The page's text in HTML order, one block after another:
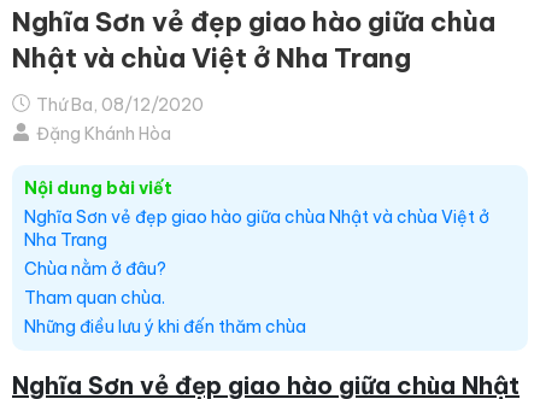
Nghĩa Sơn vẻ đẹp giao hào giữa chùa
Nhật và chùa Việt ở Nha Trang
Thứ Ba, 08/12/2020
Đặng Khánh Hòa
Nội dung bài viết
Nghĩa Sơn vẻ đẹp giao hào giữa chùa Nhật và chùa Việt ở
Nha Trang
Chùa nằm ở đâu?
Tham quan chùa.
Những điều lưu ý khi đến thăm chùa
Nghĩa Sơn vẻ đẹp giao hào giữa chùa Nhật